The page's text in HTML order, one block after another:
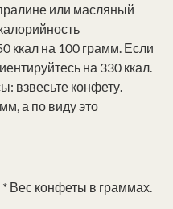
или масляный
ккал на 100 грамм. Если
на 330 ккал.
взвесьте конфету.
а по виду это
Вес конфеты в граммах.